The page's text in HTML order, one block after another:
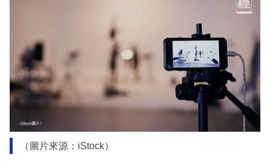
（圖片來源：iStock）